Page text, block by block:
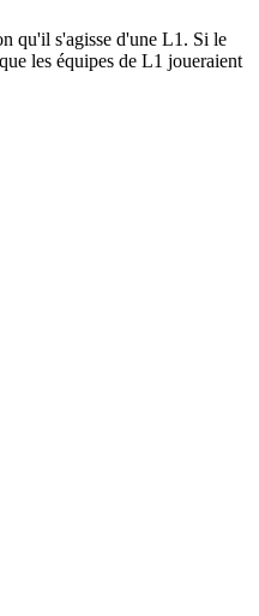
qu'il s'agisse d'une L1. Si le
les équipes de L1 joueraient